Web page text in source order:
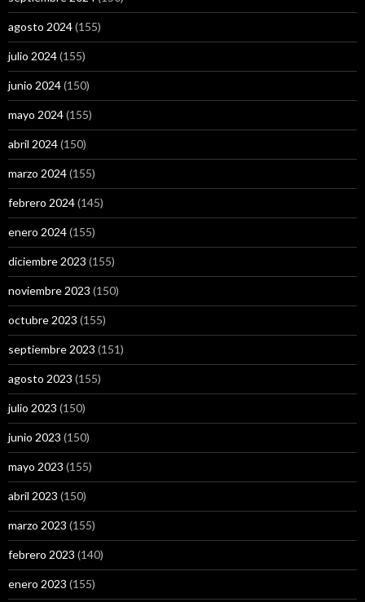
agosto 2024(155)
julio 2024(155)
junio 2024(150)
mayo 2024(155)
abril 2024(150)
marzo 2024(155)
febrero 2024(145)
enero 2024(155)
diciembre 2023 (155)
noviembre 2023 (150)
octubre 2023 (155)
septiembre 2023 (151)
agosto 2023 (155)
julio 2023 (150)
junio 2023 (150)
mayo 2023 (155)
abril 2023 (150)
marzo 2023 (155)
febrero 2023 (140)
enero 2023 (155)